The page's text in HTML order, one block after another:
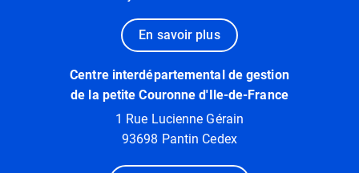
En savoir plus
Centre interdépartemental de gestion
de la petite Couronne d'Ile-de-France
1 Rue Lucienne Gérain
93698 Pantin Cedex